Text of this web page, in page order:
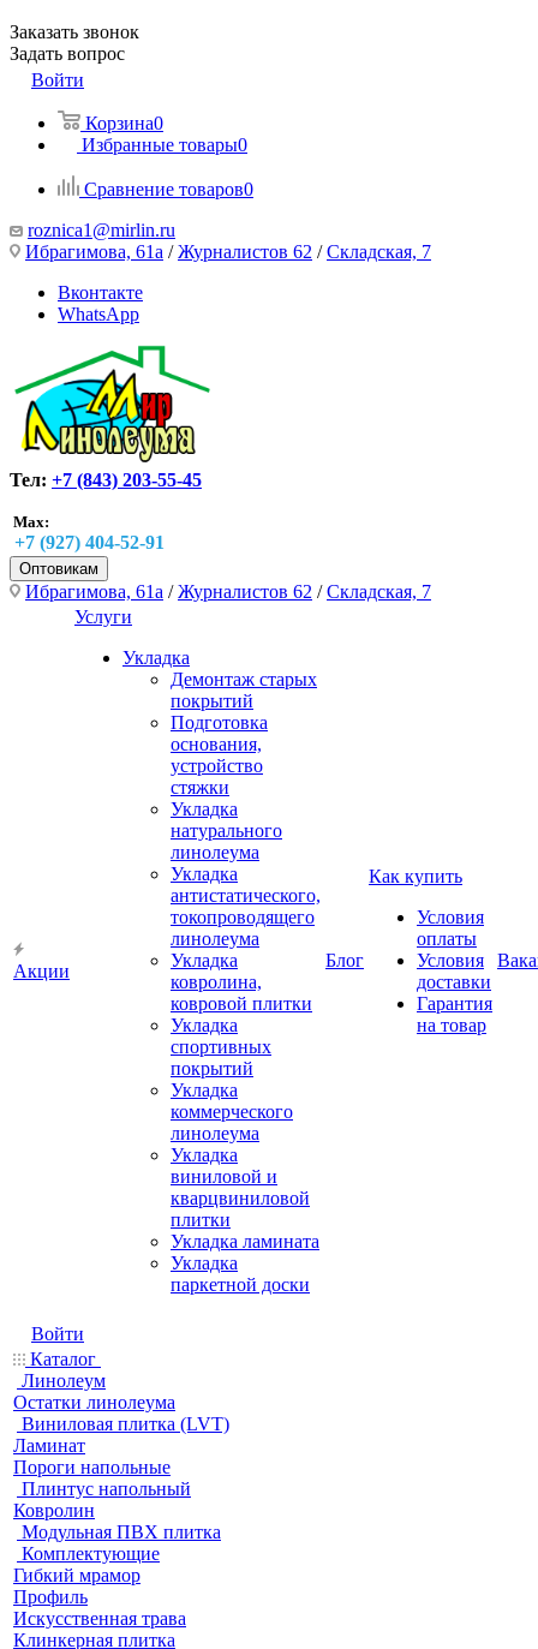
Заказать звонок
Задать вопрос
Войти
Корзина0
Избранные товары0
Сравнение товаров0
roznica1@mirlin.ru
Ибрагимова, 61а /Журналистов 62 /Складская, 7
Вконтакте
WhatsApp
Тел: +7 (843) 203-55-45
Max:
+7 (927) 404-52-91
Оптовикам
Ибрагимова, 61а /Журналистов 62 /Складская, 7
Акции
Услуги
Укладка
Демонтаж старых
покрытий
Подготовка
основания,
устройство
стяжки
Укладка
натурального
линолеума
Укладка
антистатического,
токопроводящего
линолеума
Укладка
ковролина,
ковровой плитки
Укладка
спортивных
покрытий
Укладка
коммерческого
линолеума
Укладка
виниловой и
кварцвиниловой
плитки
Укладка ламината
Укладка
паркетной доски
Блог
Как купить
Условия
оплаты
Условия
доставки
Гарантия
на товар
Войти
Каталог
Линолеум
Остатки линолеума
Виниловая плитка (LVT)
Ламинат
Пороги напольные
Плинтус напольный
Ковролин
Модульная ПВХ плитка
Комплектующие
Гибкий мрамор
Профиль
Искусственная трава
Клинкерная плитка